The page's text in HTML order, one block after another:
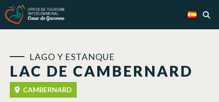
LAC DE CAMBERNARD
LAGO Y ESTANQUE
CAMBERNARD
Panel de gestión de cookies